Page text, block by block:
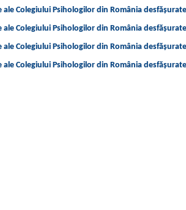
Colegiului Psihologilor din România
Colegiului Psihologilor din România
Colegiului Psihologilor din România
Colegiului Psihologilor din România